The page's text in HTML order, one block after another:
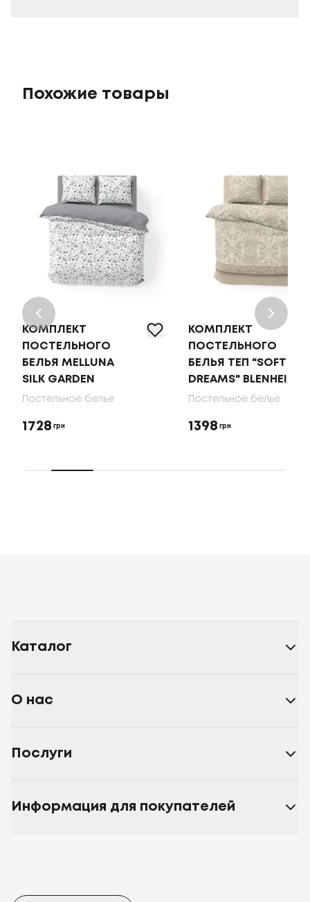
Похожие товары
КОМПЛЕКТ
ПОСТЕЛЬНОГО
БЕЛЬЯ MELLUNA
SILK GARDEN
Постельное белье
1728 грн
КОМПЛЕКТ
ПОСТЕЛЬНОГО
БЕЛЬЯ ТЕП "SOFT
DREAMS" BLENHEIM
Постельное белье
1398 грн
Каталог
О нас
Послуги
Информация для покупателей